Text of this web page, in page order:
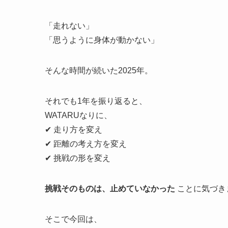
「走れない」
「思うように身体が動かない」
そんな時間が続いた2025年。
それでも1年を振り返ると、
WATARUなりに、
✔ 走り方を変え
✔ 距離の考え方を変え
✔ 挑戦の形を変え
挑戦そのものは、止めていなかった ことに気づ
そこで今回は、